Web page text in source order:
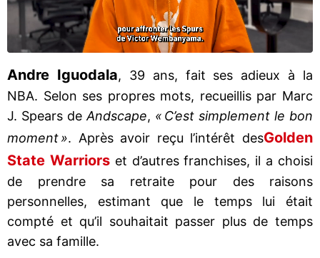
Andre Iguodala, 39 ans, fait ses adieux à la
NBA. Selon ses propres mots, recueillis par Marc
J. Spears de Andscape, « C’est simplement le bon
moment ». Après avoir reçu l’intérêt desGolden
State Warriorset d’autres franchises, il a choisi
de prendre sa retraite pour des raisons
personnelles, estimant que le temps lui était
compté et qu’il souhaitait passer plus de temps
avec sa famille.